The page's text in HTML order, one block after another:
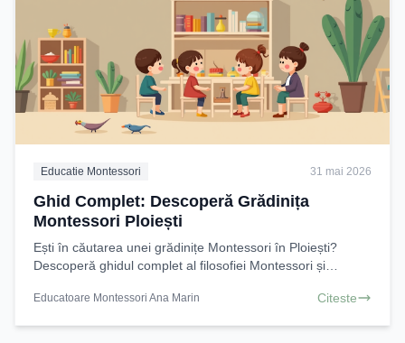
Educatie Montessori 31 mai 2026
Ghid Complet: Descoperă Grădinița
Montessori Ploiești
Ești în căutarea unei grădinițe Montessori în Ploiești?
Descoperă ghidul complet al filosofiei Montessori și
Educatoare Montessori Ana Marin Citeste